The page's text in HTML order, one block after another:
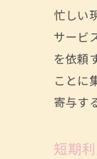
忙しい
サービ
を依頼
ことに
寄与す
短期